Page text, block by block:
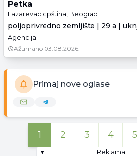
Petka
Lazarevac opština, Beograd
Agencija
Ažurirano 03.08.2026.
Primaj nove oglase
1 2 3 4 5
▾ Reklama